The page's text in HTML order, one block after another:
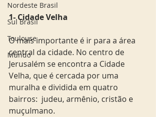
Nordeste Brasil
Sul Brasil
Toulouse
Mundo
1- Cidade Velha
O mais importante é ir para a área
central da cidade. No centro de
Jerusalém se encontra a Cidade
Velha, que é cercada por uma
muralha e dividida em quatro
bairros:  judeu, armênio, cristão e
muçulmano.